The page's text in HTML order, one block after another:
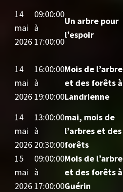
14
mai
2026
09:00:00
à
17:00:00
Un arbre pour
l’espoir
14
mai
2026
16:00:00
à
19:00:00
Mois de l’arbre
et des forêts à
Landrienne
14
mai
2026
13:00:00
à
20:30:00
mai, mois de
l’arbres et des
forêts
15
mai
2026
09:00:00
à
17:00:00
Mois de l’arbre
et des forêts à
Guérin